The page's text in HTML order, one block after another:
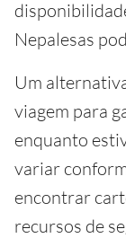
Nepalesas
Um
viagem para
enquanto
variar
encontrar
recursos de